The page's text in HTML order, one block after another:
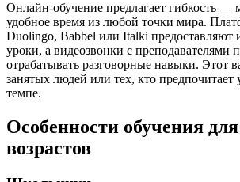
Онлайн-обучение предлагает гибкость —
удобное время из любой точки мира.
Duolingo, Babbel или Italki предоставляют
уроки, а видеозвонки с преподавателями
отрабатывать разговорные навыки. Этот
занятых людей или тех, кто предпочитает
темпе.
Особенности обучения
возрастов